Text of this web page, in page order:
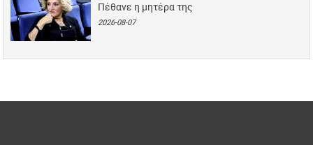
Πέθανε η μητέρα της
2026-08-07